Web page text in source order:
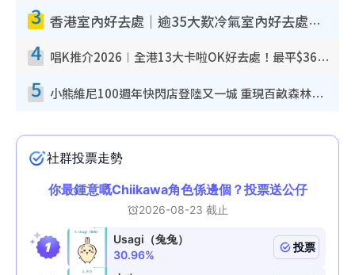
3 香港室內好去處｜逾35大歎冷氣室內好去處推介 室內活動免費避雨無懼落雨
4 唱K推介2026︱全港13大卡啦OK好去處！最平$36起 日文K都有！(附地址+收費詳情)
5 小熊維尼100週年快閃店登陸又一城 重現百畝森林經典場景／獨家限定盲盒登場／專屬DIY香水